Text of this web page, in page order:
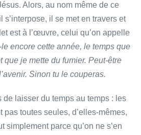
Alors, au nom même de ce
s’interpose, il se met en travers et
est à l’œuvre, celui qu’on appelle
encore cette année, le temps que
que je mette du fumier. Peut-être
Sinon tu le couperas.
de laisser du temps au temps : les
pas toutes seules, d’elles-mêmes,
simplement parce qu’on ne s’en